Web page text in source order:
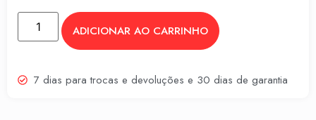
ADICIONAR AO CARRINHO
7 dias para trocas e devoluções e 30 dias de garantia